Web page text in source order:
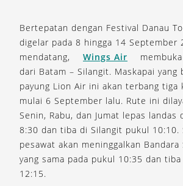
Bertepatan dengan Festival Danau
digelar pada 8 hingga 14 September
mendatang,
Wings Air
dari Batam – Silangit. Maskapai yang
payung Lion Air ini akan terbang tiga
mulai 6 September lalu. Rute ini
Senin, Rabu, dan Jumat lepas landas
8:30 dan tiba di Silangit pukul 10:10.
pesawat akan meninggalkan
yang sama pada pukul 10:35 dan
12:15.